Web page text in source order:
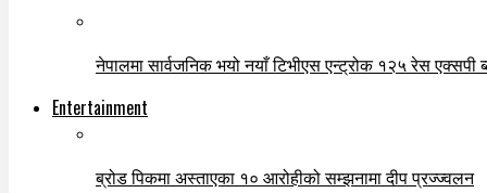
नेपालमा सार्वजनिक भयो नयाँ टिभीएस एन्ट्रोक १२५ रेस एक्सपी
Entertainment
ब्रोड पिकमा अस्ताएका १० आरोहीको सम्झनामा दीप प्रज्ज्वलन